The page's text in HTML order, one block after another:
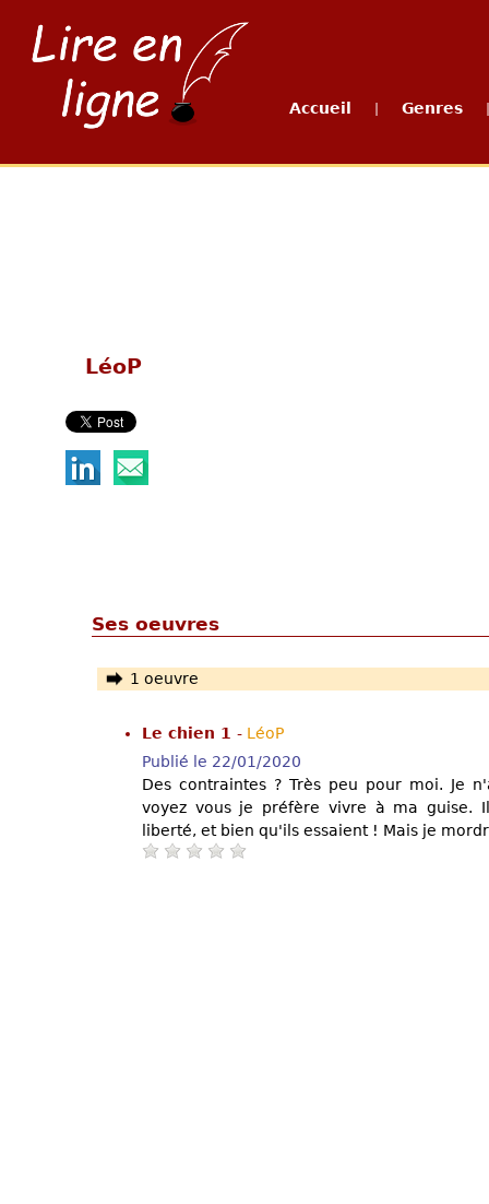
Accueil Genres
LéoP
Ses oeuvres
1 oeuvre
Le chien 1 - LéoP
Publié le 22/01/2020
Des contraintes ? Très peu pour moi. Je
voyez vous je préfère vivre à ma guise.
liberté, et bien qu'ils essaient ! Mais je